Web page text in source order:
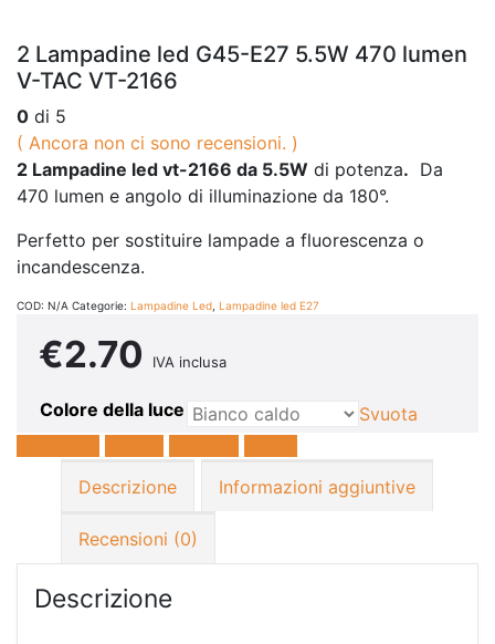
2 Lampadine led G45-E27 5.5W 470 lumen
V-TAC VT-2166
0 di 5
( Ancora non ci sono recensioni. )
2 Lampadine led vt-2166 da 5.5W di potenza. Da
470 lumen e angolo di illuminazione da 180°.
Perfetto per sostituire lampade a fluorescenza o
incandescenza.
COD: N/A Categorie: Lampadine Led Lampadine led E27
€2.70 IVA inclusa
Colore della luce
Svuota
Descrizione
Informazioni aggiuntive
Recensioni (0)
Descrizione